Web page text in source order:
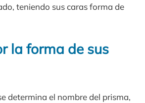
teniendo sus caras forma de
la forma de sus
determina el nombre del prisma,